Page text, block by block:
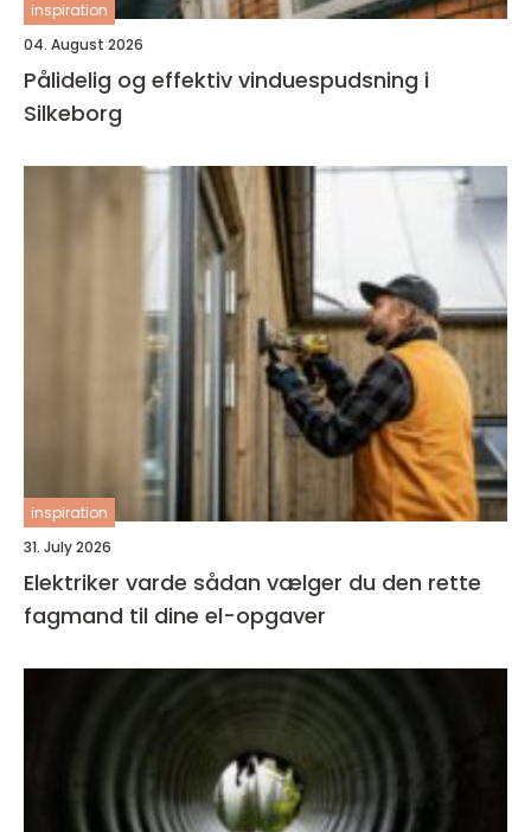
inspiration
04. August 2026
Pålidelig og effektiv vinduespudsning i
Silkeborg
inspiration
31. July 2026
Elektriker varde sådan vælger du den rette
fagmand til dine el-opgaver